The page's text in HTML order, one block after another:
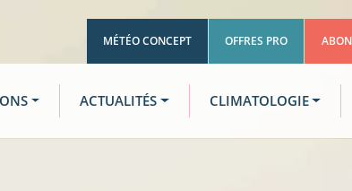
MÉTÉO CONCEPT OFFRES PRO
ACTUALITÉS CLIMATOLOGIE